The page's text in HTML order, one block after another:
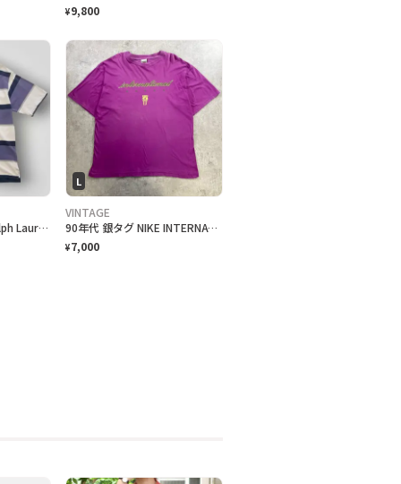
¥9,800
90s~00s "Polo by Ralph Lauren" S/S Border Polo Shirt ラルフローレン ボーダー ポロシャツ [XL]
L
VINTAGE
90年代 銀タグ NIKE INTERNATIONAL ユーロナイキ インターナショナル プリントTシャツ メンズ2XL相当 古着 90s ヴィンテージ VINTAGE 銀タグ 地球儀 バックプリント ビッグサイズ 大きいサイズ 紫色
¥7,000